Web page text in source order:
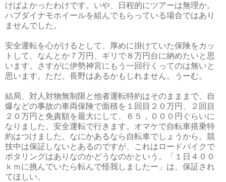
けばよかったわけです。いや、日程的にツアーは無理か。
ハブダイナモホイールを組んでもらっている場合ではあり
ませんでした。
安全運転を心がけるとして、厚めに掛けていた保険をカッ
トして、なんとか７万円、ギリで８万円台に納めたいと思
います。さすがに伊勢神宮にもう一回行くってのは無いと
思います。ただ、長野はあるかもしれません。うーむ。
結局、対人対物無制限と他者運転特約はそのまままで、自
爆などの事故の車両保険で面積を１回目２０万円、２回目
２０万円と免責額を最大にして、６５，０００円ぐらいに
なりました。安全運転で行きます。オマケで自転車搭乗特
約はつけました。なにかあるなら自転車でしょうから。競
技中は保証しないとあるのですが、これはロードバイクで
ポタリングはありなのかどうなのかという。「１日４００
ｋｍに挑んでいたら転んで怪我しましたー」は、保証され
てほしい。